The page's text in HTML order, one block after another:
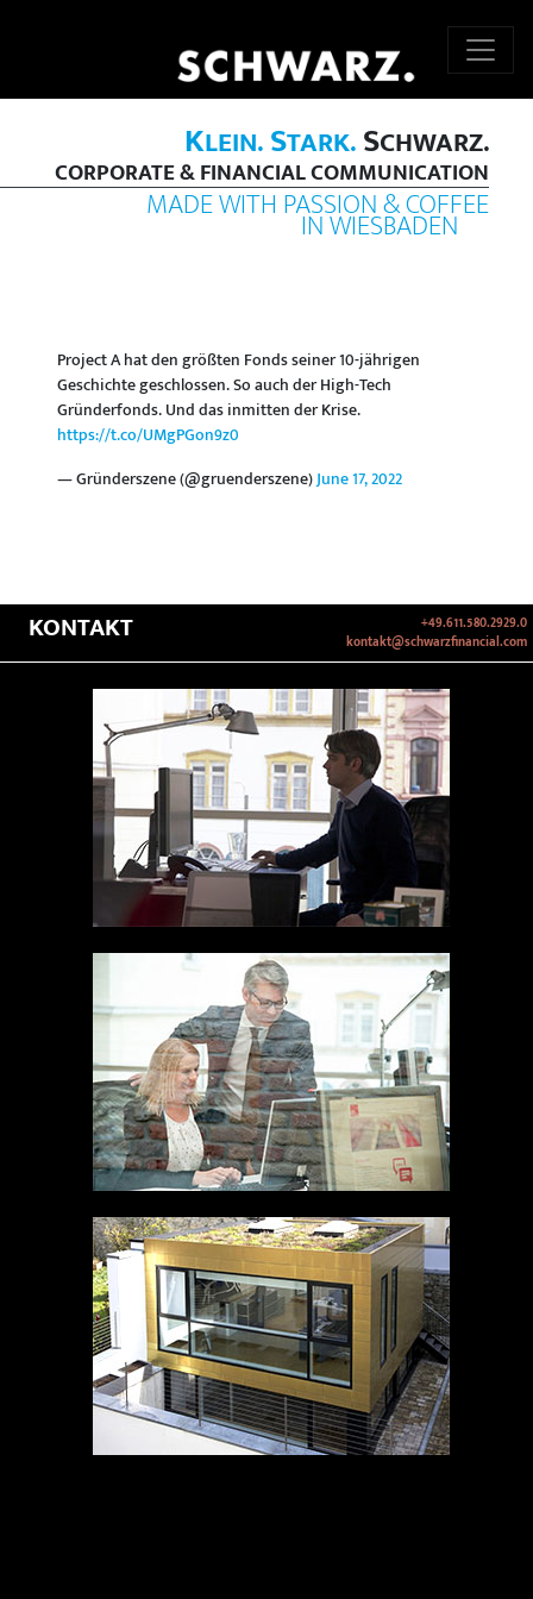
KLEIN.STARK.SCHWARZ.
CORPORATE & FINANCIAL COMMUNICATION
MADE WITH PASSION & COFFEE
IN WIESBADEN
Project A hat den größten Fonds seiner 10-jährigen
Geschichte geschlossen. So auch der High-Tech
Gründerfonds. Und das inmitten der Krise.
https://t.co/UMgPGon9z0
— Gründerszene (@gruenderszene)June 17, 2022
KONTAKT
+49.611.580.2929.0
kontakt@schwarzfinancial.com